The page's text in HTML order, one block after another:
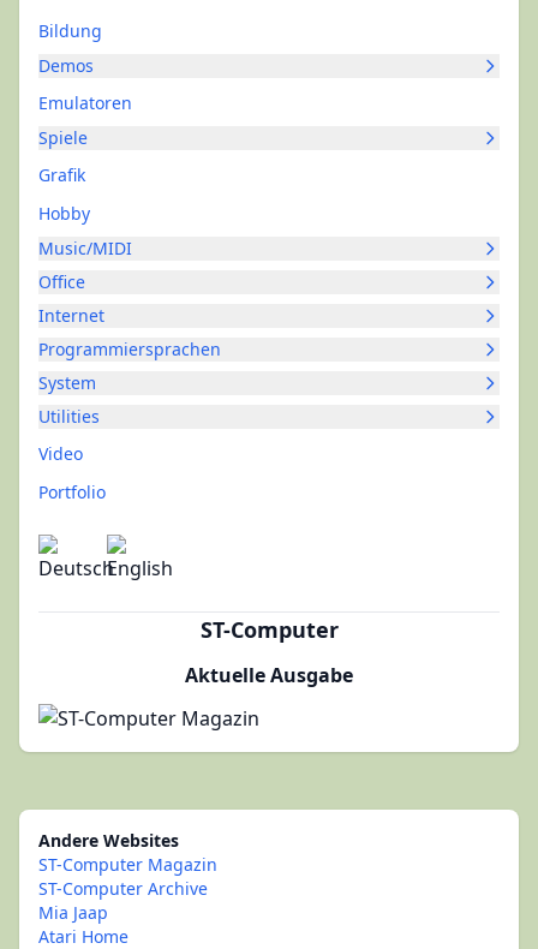
Bildung
Demos
Emulatoren
Spiele
Grafik
Hobby
Music/MIDI
Office
Internet
Programmiersprachen
System
Utilities
Video
Portfolio
ST-Computer
Aktuelle Ausgabe
Andere Websites
ST-Computer Magazin
ST-Computer Archive
Mia Jaap
Atari Home